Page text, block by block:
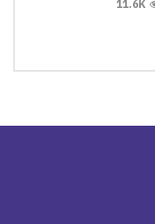
11.6K